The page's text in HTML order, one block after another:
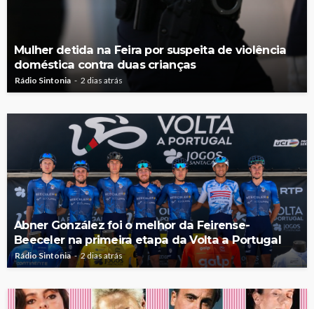
Mulher detida na Feira por suspeita de violência
doméstica contra duas crianças
Rádio Sintonia 2 dias atrás
Abner González foi o melhor da Feirense-
Beeceler na primeira etapa da Volta a Portugal
Rádio Sintonia 2 dias atrás